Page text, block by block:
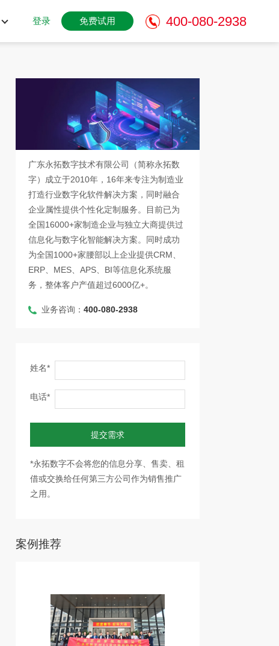
登录 免费试用 400-080-2938
广东永拓数字技术有限公司（简称永拓数
字）成立于2010年，16年来专注为制造业
打造行业数字化软件解决方案，同时融合
企业属性提供个性化定制服务。目前已为
全国16000+家制造企业与独立大商提供过
信息化与数字化智能解决方案。同时成功
为全国1000+家腰部以上企业提供CRM、
ERP、MES、APS、BI等信息化系统服
务，整体客户产值超过6000亿+。
业务咨询：400-080-2938
姓名*
电话*
提交需求
*永拓数字不会将您的信息分享、售卖、租
借或交换给任何第三方公司作为销售推广
之用。
案例推荐